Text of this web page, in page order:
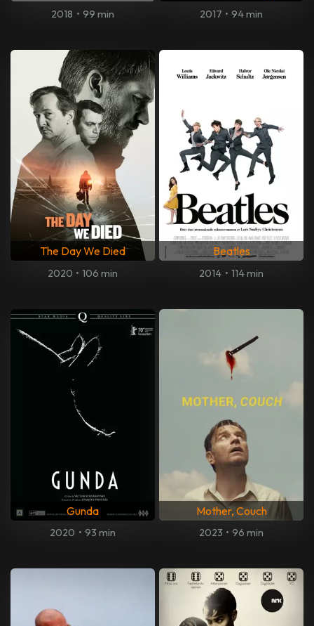
2018 • 99 min 2017 • 94 min
The Day We Died
2020 • 106 min
Beatles
2014 • 114 min
Gunda
2020 • 93 min
Mother, Couch
2023 • 96 min